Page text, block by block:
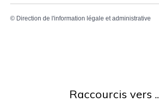
© Direction de l'information légale et administrative
Raccourcis vers ..